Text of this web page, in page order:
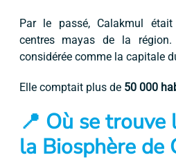
Par le passé, Calakmul
centres mayas de la
considérée comme la capitale
Elle comptait plus de 50 000
📍 Où se trouve
la Biosphère de